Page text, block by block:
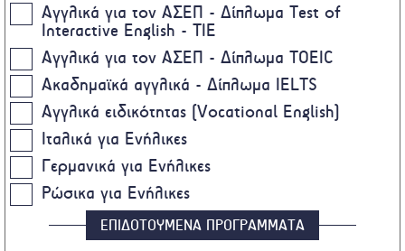
Αγγλικά για τον ΑΣΕΠ - Δίπλωμα Test of
Interactive English - TIE
Αγγλικά για τον ΑΣΕΠ - Δίπλωμα TOEIC
Ακαδημαϊκά αγγλικά - Δίπλωμα IELTS
Αγγλικά ειδικότητας (Vocational English)
Ιταλικά για Ενήλικες
Γερμανικά για Ενήλικες
Ρώσικα για Ενήλικες
ΕΠΙΔΟΤΟΥΜΕΝΑ ΠΡΟΓΡΑΜΜΑΤΑ